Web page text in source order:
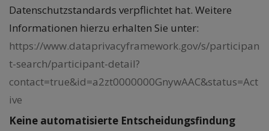
Datenschutzstandards verpflichtet hat. Weitere
Informationen hierzu erhalten Sie unter:
https://www.dataprivacyframework.gov/s/participan
t-search/participant-detail?
contact=true&id=a2zt0000000GnywAAC&status=Act
ive
Keine automatisierte Entscheidungsfindung